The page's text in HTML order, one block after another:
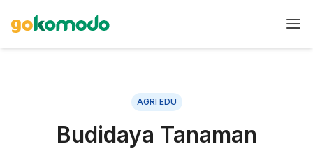
AGRI EDU
Budidaya Tanaman